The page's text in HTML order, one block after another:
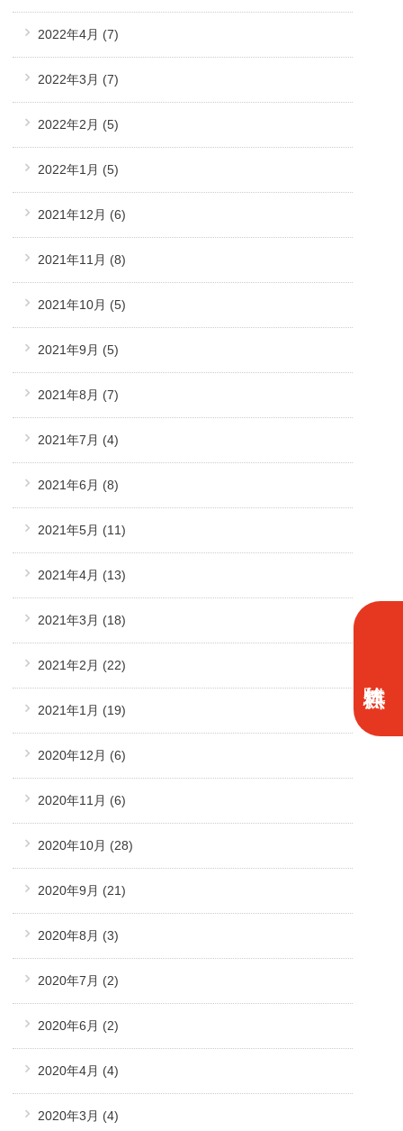
2022年4月 (7)
2022年3月 (7)
2022年2月 (5)
2022年1月 (5)
2021年12月 (6)
2021年11月 (8)
2021年10月 (5)
2021年9月 (5)
2021年8月 (7)
2021年7月 (4)
2021年6月 (8)
2021年5月 (11)
2021年4月 (13)
2021年3月 (18)
2021年2月 (22)
2021年1月 (19)
2020年12月 (6)
2020年11月 (6)
2020年10月 (28)
2020年9月 (21)
2020年8月 (3)
2020年7月 (2)
2020年6月 (2)
2020年4月 (4)
2020年3月 (4)